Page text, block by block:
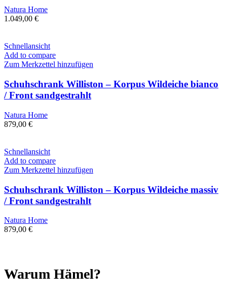
Natura Home
1.049,00 €
Schnellansicht
Add to compare
Zum Merkzettel hinzufügen
Schuhschrank Williston – Korpus Wildeiche bianco
/ Front sandgestrahlt
Natura Home
879,00 €
Schnellansicht
Add to compare
Zum Merkzettel hinzufügen
Schuhschrank Williston – Korpus Wildeiche massiv
/ Front sandgestrahlt
Natura Home
879,00 €
Warum Hämel?